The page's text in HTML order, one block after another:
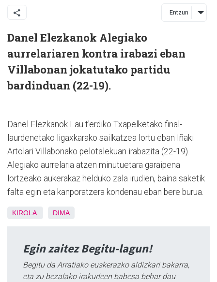
Entzun
Danel Elezkanok Alegiako
aurrelariaren kontra irabazi eban
Villabonan jokatutako partidu
bardinduan (22-19).
Danel Elezkanok Lau t'erdiko Txapelketako final-
laurdenetako ligaxkarako sailkatzea lortu eban Iñaki
Artolari Villabonako pelotalekuan irabazita (22-19).
Alegiako aurrelaria atzen minutuetara garaipena
lortzeako aukerakaz helduko zala irudien, baina saketik
falta egin eta kanporatzera kondenau eban bere burua.
KIROLA DIMA
Egin zaitez Begitu-lagun!
Begitu da Arratiako euskerazko aldizkari bakarra,
eta zu bezalako irakurleen babesa behar dau